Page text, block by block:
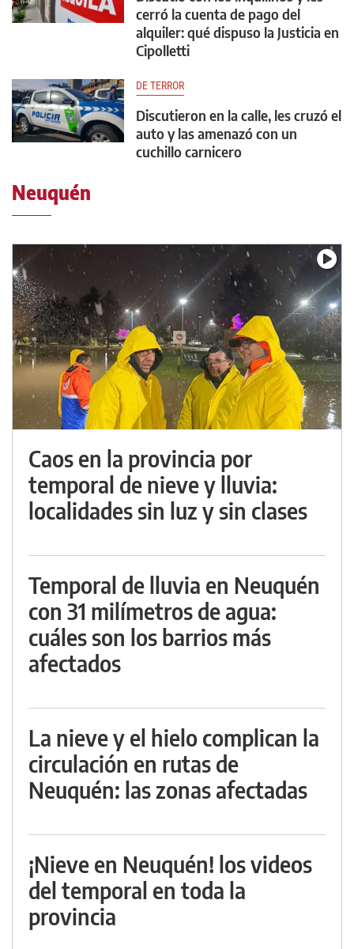
cerró la cuenta de pago del
alquiler: qué dispuso la Justicia en
Cipolletti
DE TERROR
Discutieron en la calle, les cruzó el
auto y las amenazó con un
cuchillo carnicero
Neuquén
Caos en la provincia por
temporal de nieve y lluvia:
localidades sin luz y sin clases
Temporal de lluvia en Neuquén
con 31 milímetros de agua:
cuáles son los barrios más
afectados
La nieve y el hielo complican la
circulación en rutas de
Neuquén: las zonas afectadas
¡Nieve en Neuquén! los videos
del temporal en toda la
provincia